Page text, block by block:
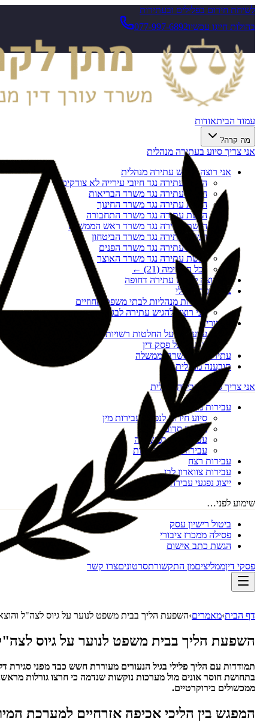
לשיחת חירום בפלילים ובעתירות
בהולות חייגו עכשיו077-997-6892
עמוד הביתאודות
מה קרה?
אני צריך סיוע בעתירה מנהלית
אני רוצה להגיש עתירה מנהלית
הגשת עתירה נגד חיובי עירייה לא צודקים
הגשת עתירה נגד משרד הבריאות
הגשת עתירה נגד משרד החינוך
הגשת עתירה נגד משרד התחבורה
הגשת עתירה נגד משרד ראש הממשלה
הגשת עתירה נגד משרד הביטחון
הגשת עתירה נגד משרד הפנים
הגשת עתירה נגד משרד האוצר
לכל הרשימה (21
) ←
אני רוצה להגיש עתירה דחופה
צו הריסה מנהלי
עתירות מנהליות לבתי משפט מחוזיים
אני רוצה להגיש עתירה לבג"ץ
ערעורים
ערעורים על החלטות רשויות מקומיות
ערעור על פסק דין
עתירות נגד משרדי ממשלה
תובענה מנהלית
אני צריך סיוע בעבירה פלילית
עבירות מין
סיוע חירום לנפגעי עבירות מין
מעשה סדום
עבירות מין במשפחה
עבירות מין דיגיטליות
עבירות רצח
עבירות צווארון לבן
ייצוג נפגעי עבירה
שימוע לפני…
ביטול רישיון עסק
פסילה ממכרז ציבורי
הגשת כתב אישום
פסקי דיןממליציםמן התקשורתסרטוניםצרו קשר
דף הבית›מאמרים›השפעת הליך בבית משפט לנוער על גיוס לצה"ל
השפעת הליך בבית משפט לנוער על גיוס
תמודדות עם הליך פלילי בגיל הנעורים מעוררת חשש כבד מפני
בתחושת חוסר אונים מול מערכות נוקשות שנדמה כי חרצו גורלות
ממכשולים בירוקרטיים.
המפגש בין הליכי אכיפה אזרחיים למערכת